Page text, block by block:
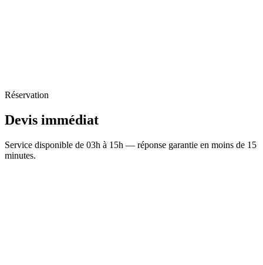
Réservation
Devis immédiat
Service disponible de 03h à 15h — réponse garantie en moins de 15
minutes.